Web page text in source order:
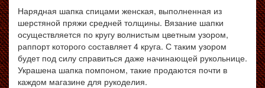
Нарядная шапка спицами женская, выполненная из
шерстяной пряжи средней толщины. Вязание шапки
осуществляется по кругу волнистым цветным узором,
раппорт которого составляет 4 круга. С таким узором
будет под силу справиться даже начинающей рукольнице.
Украшена шапка помпоном, такие продаются почти в
каждом магазине для рукоделия.